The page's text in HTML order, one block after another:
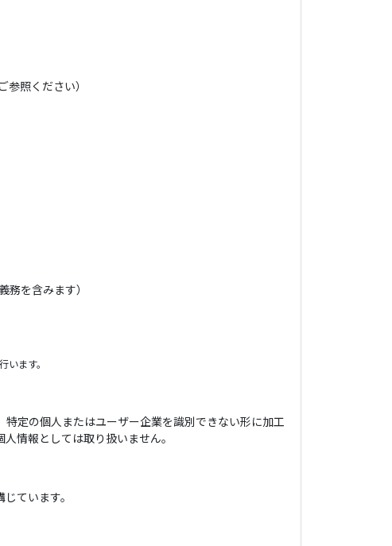
照ください）
を含みます）
ます。
定の個人またはユーザー企業を識別できない形に加工
情報としては取り扱いません。
ています。